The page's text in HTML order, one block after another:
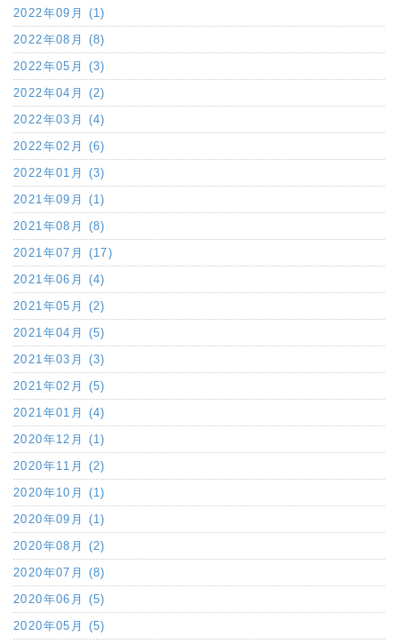
2022年09月 (1)
2022年08月 (8)
2022年05月 (3)
2022年04月 (2)
2022年03月 (4)
2022年02月 (6)
2022年01月 (3)
2021年09月 (1)
2021年08月 (8)
2021年07月 (17)
2021年06月 (4)
2021年05月 (2)
2021年04月 (5)
2021年03月 (3)
2021年02月 (5)
2021年01月 (4)
2020年12月 (1)
2020年11月 (2)
2020年10月 (1)
2020年09月 (1)
2020年08月 (2)
2020年07月 (8)
2020年06月 (5)
2020年05月 (5)